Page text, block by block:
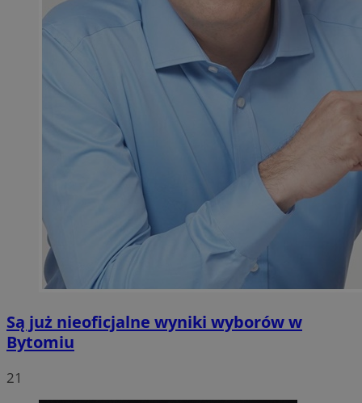
Są już nieoficjalne wyniki wyborów w
Bytomiu
21